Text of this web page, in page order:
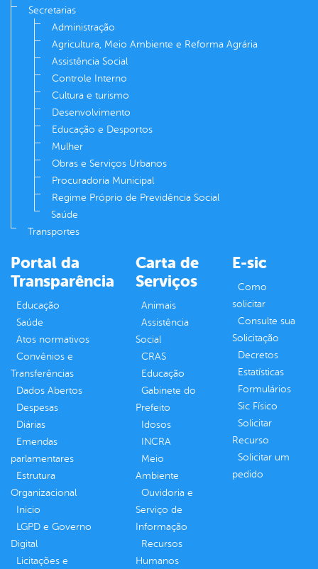
Secretarias
Administração
Agricultura, Meio Ambiente e Reforma Agrária
Assistência Social
Controle Interno
Cultura e turismo
Desenvolvimento
Educação e Desportos
Mulher
Obras e Serviços Urbanos
Procuradoria Municipal
Regime Próprio de Previdência Social
Saúde
Transportes
Portal da
Transparência
Educação
Saúde
Atos normativos
Convênios e
Transferências
Dados Abertos
Despesas
Diárias
Emendas
parlamentares
Estrutura
Organizacional
Inicio
LGPD e Governo
Digital
Licitações e
Carta de
Serviços
Animais
Assistência
Social
CRAS
Educação
Gabinete do
Prefeito
Idosos
INCRA
Meio
Ambiente
Ouvidoria e
Serviço de
Informação
Recursos
Humanos
E-sic
Como
solicitar
Consulte sua
Solicitação
Decretos
Estatísticas
Formulários
Sic Físico
Solicitar
Recurso
Solicitar um
pedido